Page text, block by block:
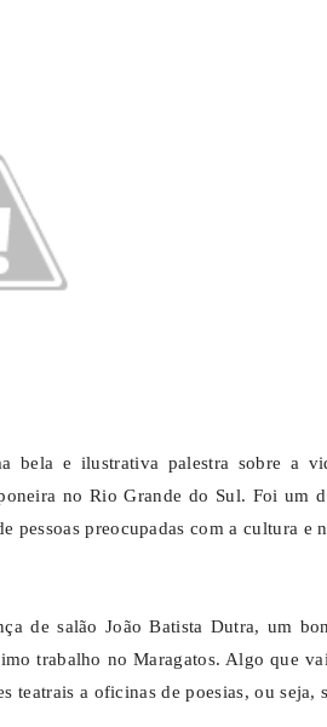
bela e ilustrativa palestra sobre a
no Rio Grande do Sul. Foi um
preocupadas com a cultura e
de salão João Batista Dutra, um
trabalho no Maragatos. Algo que
teatrais a oficinas de poesias, ou seja,